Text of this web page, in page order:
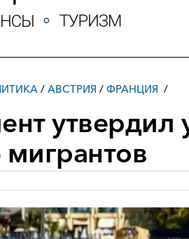
/ АВСТРИЯ / ФРАНЦИЯ
утвердил